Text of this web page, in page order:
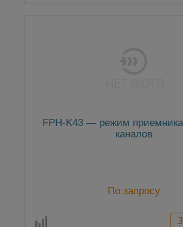
FPH-K43 — режим приемника
каналов
По запросу